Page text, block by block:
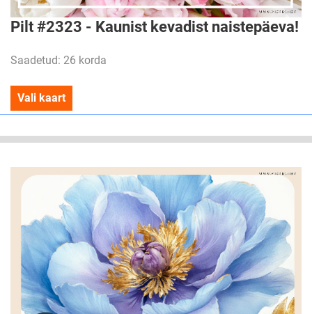
Pilt #2323 - Kaunist kevadist naistepäeva!
Saadetud: 26 korda
Vali kaart